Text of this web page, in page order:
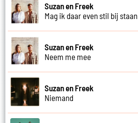
Suzan en Freek
Mag ik daar even stil bij staan
Suzan en Freek
Neem me mee
Suzan en Freek
Niemand